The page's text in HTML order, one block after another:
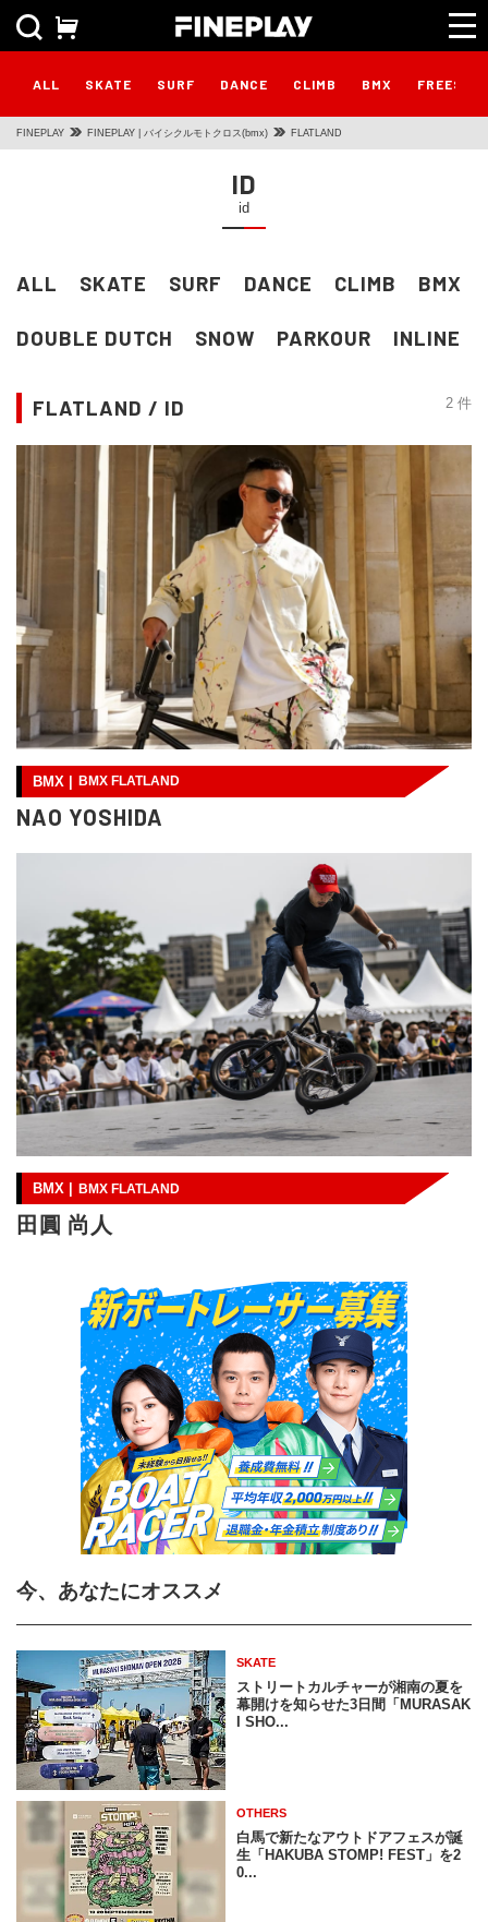
ALL SKATE SURF DANCE CLIMB BMX
FINEPLAY FINEPLAY | バイシクルモトクロス(bmx) FLATLAND
ID
id
ALL SKATE SURF DANCE CLIMB BMX
DOUBLE DUTCH SNOW PARKOUR INLINE
2 件
FLATLAND / ID
BMX | BMX FLATLAND
NAO YOSHIDA
BMX | BMX FLATLAND
田圓 尚人
今、あなたにオススメ
SKATE
ストリートカルチャーが湘南の夏を
幕開けを知らせた3日間「MURASAK
I SHO...
OTHERS
白馬で新たなアウトドアフェスが誕
生「HAKUBA STOMP! FEST」を2
0...